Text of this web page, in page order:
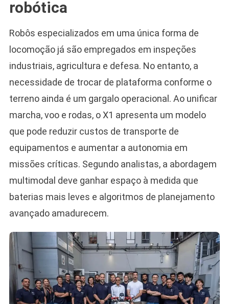
robótica
Robôs especializados em uma única forma de
locomoção já são empregados em inspeções
industriais, agricultura e defesa. No entanto, a
necessidade de trocar de plataforma conforme o
terreno ainda é um gargalo operacional. Ao unificar
marcha, voo e rodas, o X1 apresenta um modelo
que pode reduzir custos de transporte de
equipamentos e aumentar a autonomia em
missões críticas. Segundo analistas, a abordagem
multimodal deve ganhar espaço à medida que
baterias mais leves e algoritmos de planejamento
avançado amadurecem.